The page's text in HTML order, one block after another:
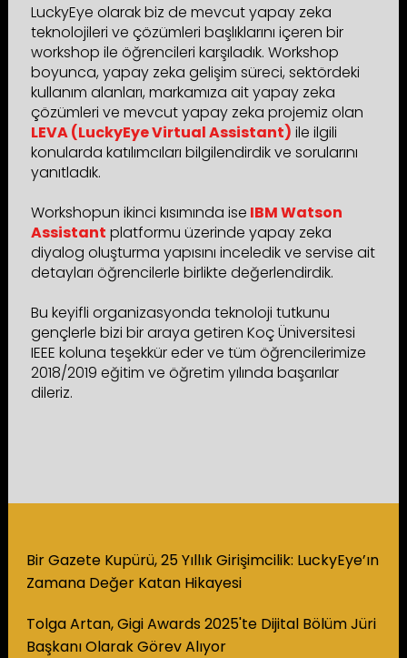
LuckyEye olarak biz de mevcut yapay zeka
teknolojileri ve çözümleri başlıklarını içeren bir
workshop ile öğrencileri karşıladık. Workshop
boyunca, yapay zeka gelişim süreci, sektördeki
kullanım alanları, markamıza ait yapay zeka
çözümleri ve mevcut yapay zeka projemiz olan
LEVA (LuckyEye Virtual Assistant) ile ilgili
konularda katılımcıları bilgilendirdik ve sorularını
yanıtladık.
Workshopun ikinci kısımında ise IBM Watson
Assistant platformu üzerinde yapay zeka
diyalog oluşturma yapısını inceledik ve servise ait
detayları öğrencilerle birlikte değerlendirdik.
Bu keyifli organizasyonda teknoloji tutkunu
gençlerle bizi bir araya getiren Koç Üniversitesi
IEEE koluna teşekkür eder ve tüm öğrencilerimize
2018/2019 eğitim ve öğretim yılında başarılar
dileriz.
Bir Gazete Kupürü, 25 Yıllık Girişimcilik: LuckyEye’ın
Zamana Değer Katan Hikayesi
Tolga Artan, Gigi Awards 2025'te Dijital Bölüm Jüri
Başkanı Olarak Görev Alıyor